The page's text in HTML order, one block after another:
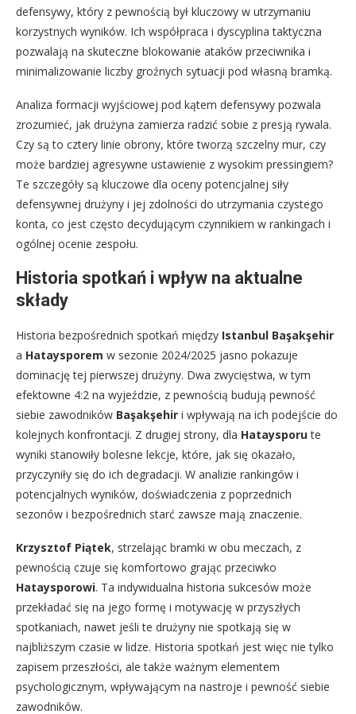
defensywy, który z pewnością był kluczowy w utrzymaniu
korzystnych wyników. Ich współpraca i dyscyplina taktyczna
pozwalają na skuteczne blokowanie ataków przeciwnika i
minimalizowanie liczby groźnych sytuacji pod własną bramką.
Analiza formacji wyjściowej pod kątem defensywy pozwala
zrozumieć, jak drużyna zamierza radzić sobie z presją rywala.
Czy są to cztery linie obrony, które tworzą szczelny mur, czy
może bardziej agresywne ustawienie z wysokim pressingiem?
Te szczegóły są kluczowe dla oceny potencjalnej siły
defensywnej drużyny i jej zdolności do utrzymania czystego
konta, co jest często decydującym czynnikiem w rankingach i
ogólnej ocenie zespołu.
Historia spotkań i wpływ na aktualne
składy
Historia bezpośrednich spotkań między Istanbul Başakşehir
a Hataysporem w sezonie 2024/2025 jasno pokazuje
dominację tej pierwszej drużyny. Dwa zwycięstwa, w tym
efektowne 4:2 na wyjeździe, z pewnością budują pewność
siebie zawodników Başakşehir i wpływają na ich podejście do
kolejnych konfrontacji. Z drugiej strony, dla Hataysporute
wyniki stanowiły bolesne lekcje, które, jak się okazało,
przyczyniły się do ich degradacji. W analizie rankingów i
potencjalnych wyników, doświadczenia z poprzednich
sezonów i bezpośrednich starć zawsze mają znaczenie.
Krzysztof Piątek, strzelając bramki w obu meczach, z
pewnością czuje się komfortowo grając przeciwko
Hataysporowi. Ta indywidualna historia sukcesów może
przekładać się na jego formę i motywację w przyszłych
spotkaniach, nawet jeśli te drużyny nie spotkają się w
najbliższym czasie w lidze. Historia spotkań jest więc nie tylko
zapisem przeszłości, ale także ważnym elementem
psychologicznym, wpływającym na nastroje i pewność siebie
zawodników.